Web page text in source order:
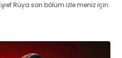
Rüya son bölüm izle meniz için